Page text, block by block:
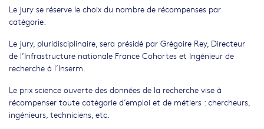
Le jury se réserve le choix du nombre de récompenses par
catégorie.
Le jury, pluridisciplinaire, sera présidé par Grégoire Rey, Directeur
de l’Infrastructure nationale France Cohortes et Ingénieur de
recherche à l’Inserm.
Le prix science ouverte des données de la recherche vise à
récompenser toute catégorie d’emploi et de métiers : chercheurs,
ingénieurs, techniciens, etc.